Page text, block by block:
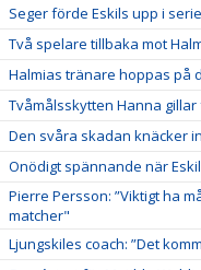
Seger förde Eskils upp i
Två spelare tillbaka mot
Halmias tränare hoppas på
Tvåmålsskytten Hanna
Den svåra skadan knäcker
Onödigt spännande när
Pierre Persson: ”Viktigt ha
matcher"
Ljungskiles coach: ”Det